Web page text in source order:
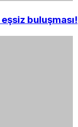
eşsiz buluşması!